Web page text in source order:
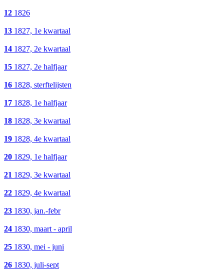
12 1826
13 1827, 1e kwartaal
14 1827, 2e kwartaal
15 1827, 2e halfjaar
16 1828, sterftelijsten
17 1828, 1e halfjaar
18 1828, 3e kwartaal
19 1828, 4e kwartaal
20 1829, 1e halfjaar
21 1829, 3e kwartaal
22 1829, 4e kwartaal
23 1830, jan.-febr
24 1830, maart - april
25 1830, mei - juni
26 1830, juli-sept